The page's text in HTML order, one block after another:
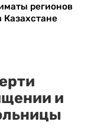
регионов
Казахстане
и